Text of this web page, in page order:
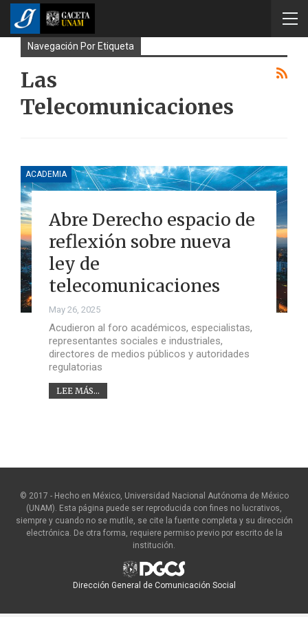
Navegación Por Etiqueta
Las
Telecomunicaciones
ACADEMIA
Abre Derecho espacio de
reflexión sobre nueva
ley de
telecomunicaciones
May 26, 2025
Acudieron al foro académicos, especialistas,
representantes sociales e industriales,
directores de medios públicos y autoridades
regulatorias
LEE MÁS...
© 2017 - Hecho en México, Universidad Nacional Autónoma de México
(UNAM). Esta página puede ser reproducida con fines no lucrativos,
siempre y cuando no se mutile, se cite la fuente completa y su dirección
electrónica. De otra forma, requiere permiso previo por escrito de la
institución.
Dirección General de Comunicación Social